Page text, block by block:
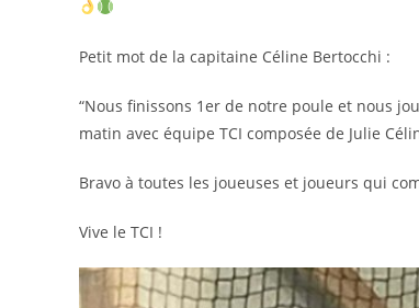
Petit mot de la capitaine Céline Bertocchi :
“Nous finissons 1er de notre poule et nous
matin avec équipe TCI composée de Julie
Bravo à toutes les joueuses et joueurs qui
Vive le TCI !